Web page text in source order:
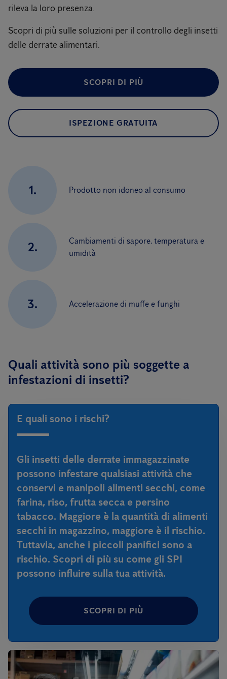
rileva la loro presenza.
Scopri di più sulle soluzioni per il controllo degli insetti
delle derrate alimentari.
SCOPRI DI PIÙ
ISPEZIONE GRATUITA
1. Prodotto non idoneo al consumo
2.
Cambiamenti di sapore, temperatura e
umidità
3. Accelerazione di muffe e funghi
Quali attività sono più soggette a
infestazioni di insetti?
E quali sono i rischi?
Gli insetti delle derrate immagazzinate
possono infestare qualsiasi attività che
conservi e manipoli alimenti secchi, come
farina, riso, frutta secca e persino
tabacco. Maggiore è la quantità di alimenti
secchi in magazzino, maggiore è il rischio.
Tuttavia, anche i piccoli panifici sono a
rischio. Scopri di più su come gli SPI
possono influire sulla tua attività.
SCOPRI DI PIÙ